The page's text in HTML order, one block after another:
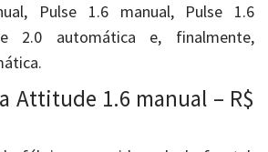
Pulse 1.6 manual, Pulse 1.6
2.0 automática e, finalmente,
Attitude 1.6 manual – R$